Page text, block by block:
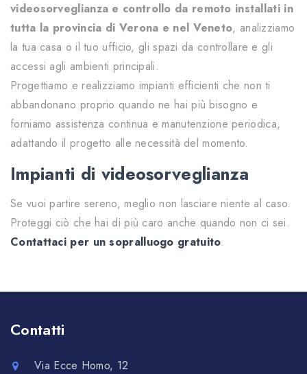
videosorveglianza e controllo da remoto installati in
tutta la provincia di Verona e nel Veneto, analizziamo
la tua casa o il tuo ufficio, gli spazi da controllare e gli
accessi agli ambienti principali.
Progettiamo e realizziamo impianti efficienti che non ti
abbandonano proprio quando ne hai più bisogno e
forniamo assistenza continua e manutenzione periodica,
adattando il progetto alle necessità del momento.
Impianti di videosorveglianza
Se vuoi partire sereno, meglio non lasciare niente al caso.
Proteggi ciò che hai di più caro anche quando non ci sei.
Contattaci per un sopralluogo gratuito.
Contatti
Via Ecce Homo, 12